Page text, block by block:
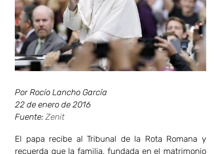
grande
Por Rocío Lancho García
22 de enero de 2016
Fuente: Zenit
El papa recibe al Tribunal de la Rota Romana y
recuerda que la familia, fundada en el matrimonio